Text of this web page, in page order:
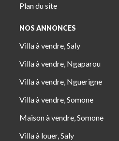
Plan du site
NOS ANNONCES
Villa à vendre, Saly
Villa à vendre, Ngaparou
Villa à vendre, Nguerigne
Villa à vendre, Somone
Maison à vendre, Somone
Villa à louer, Saly